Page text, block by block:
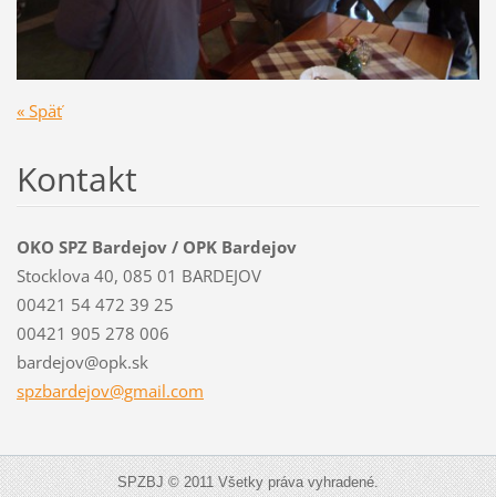
« Späť
Kontakt
OKO SPZ Bardejov / OPK Bardejov
Stocklova 40, 085 01 BARDEJOV
00421 54 472 39 25
00421 905 278 006
bardejov@opk.sk
spzbardejov@gmail.com
SPZBJ © 2011 Všetky práva vyhradené.